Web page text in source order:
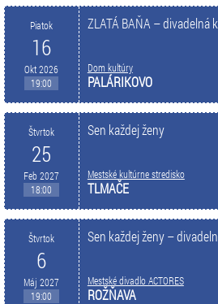
Piatok
16
Okt 2026
19:00
ZLATÁ BAŇA – divadelná
Dom kultúry
PALÁRIKOVO
Štvrtok
25
Feb 2027
18:00
Sen každej ženy
Mestské kultúrne stredisko
TLMAČE
Štvrtok
6
Máj 2027
19:00
Sen každej ženy –
Mestské divadlo ACTORES
ROŽŇAVA